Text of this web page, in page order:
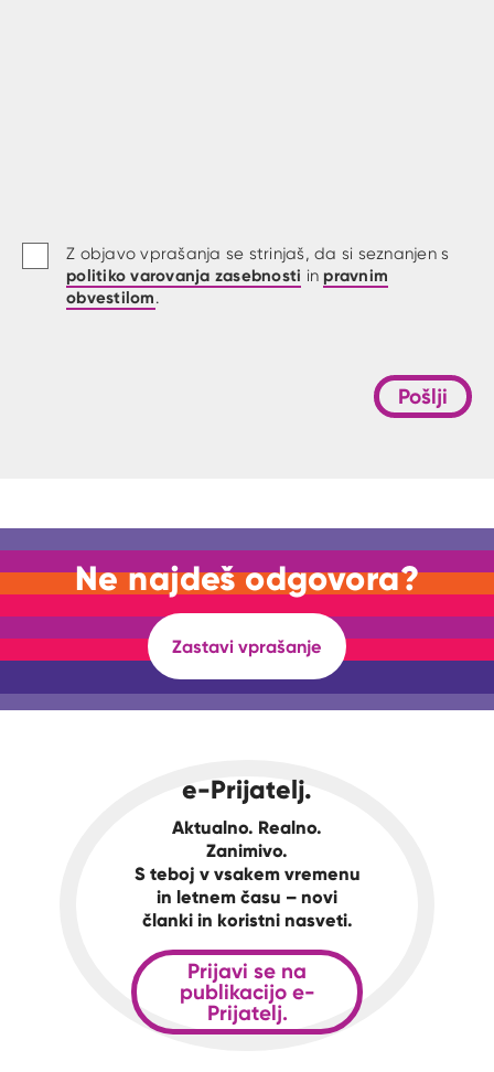
Z objavo vprašanja se strinjaš, da si seznanjen s
politiko varovanja zasebnosti in pravnim
obvestilom.
Pošlji
Ne najdeš odgovora?
Zastavi vprašanje
e-Prijatelj.
Aktualno. Realno.
Zanimivo.
S teboj v vsakem vremenu
in letnem času – novi
članki in koristni nasveti.
Prijavi se na
publikacijo e-
Prijatelj.